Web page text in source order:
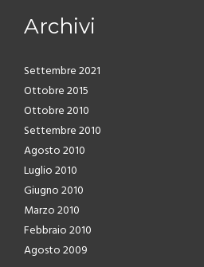
Archivi
Settembre 2021
Ottobre 2015
Ottobre 2010
Settembre 2010
Agosto 2010
Luglio 2010
Giugno 2010
Marzo 2010
Febbraio 2010
Agosto 2009